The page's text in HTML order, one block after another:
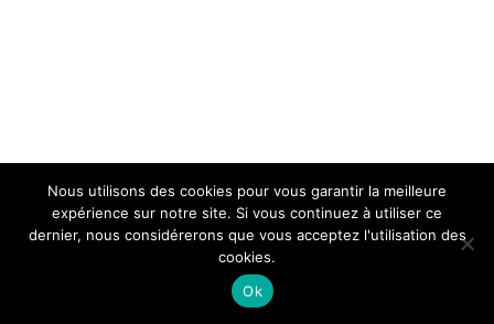
Nous utilisons des cookies pour vous garantir la meilleure
expérience sur notre site. Si vous continuez à utiliser ce
dernier, nous considérerons que vous acceptez l'utilisation des
cookies.
Ok